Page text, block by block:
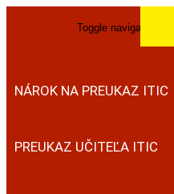
Toggle navigation
NÁROK NA PREUKAZ ITIC
PREUKAZ UČITEĽA ITIC